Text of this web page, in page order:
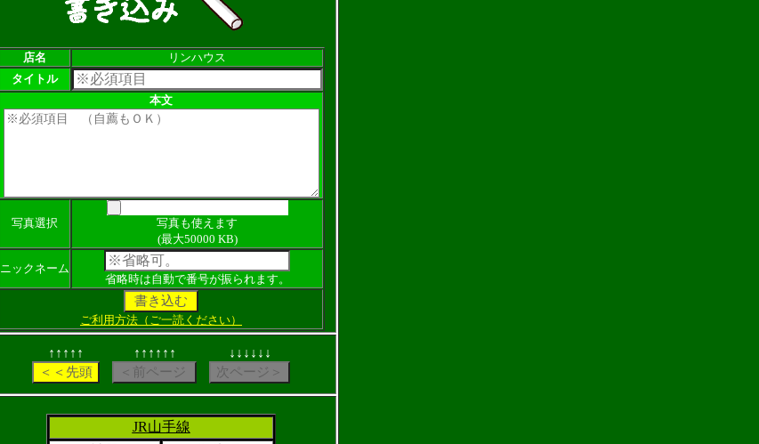
店名
リンハウス
タイトル
本文
写真選択
写真も使えます
(最大50000 KB)
ニックネーム
省略時は自動で番号が振られます。
ご利用方法（ご一読ください）
↑↑↑↑↑ ↑↑↑↑↑↑ ↓↓↓↓↓↓
JR山手線